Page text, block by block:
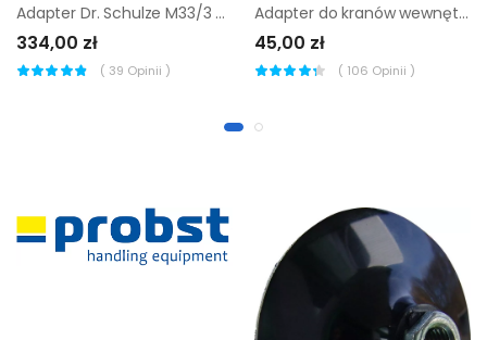
Adapter Dr. Schulze M33/3 (1 1/4'')
334,00 zł
( 39 Opinii )
Adapter do kranów wewnętrznych Gardena OGS |
45,00 zł
( 106 Opinii )